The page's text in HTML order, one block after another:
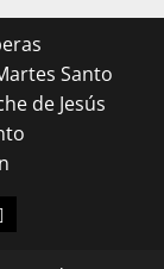
Santo
de Jesús